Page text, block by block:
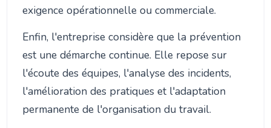
exigence opérationnelle ou commerciale.
Enfin, l'entreprise considère que la prévention
est une démarche continue. Elle repose sur
l'écoute des équipes, l'analyse des incidents,
l'amélioration des pratiques et l'adaptation
permanente de l'organisation du travail.